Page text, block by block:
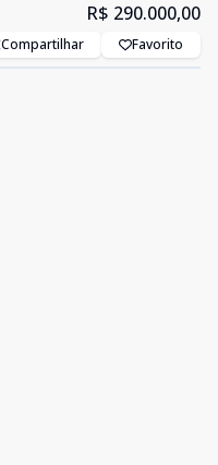
R$ 290.000,00
Compartilhar Favorito